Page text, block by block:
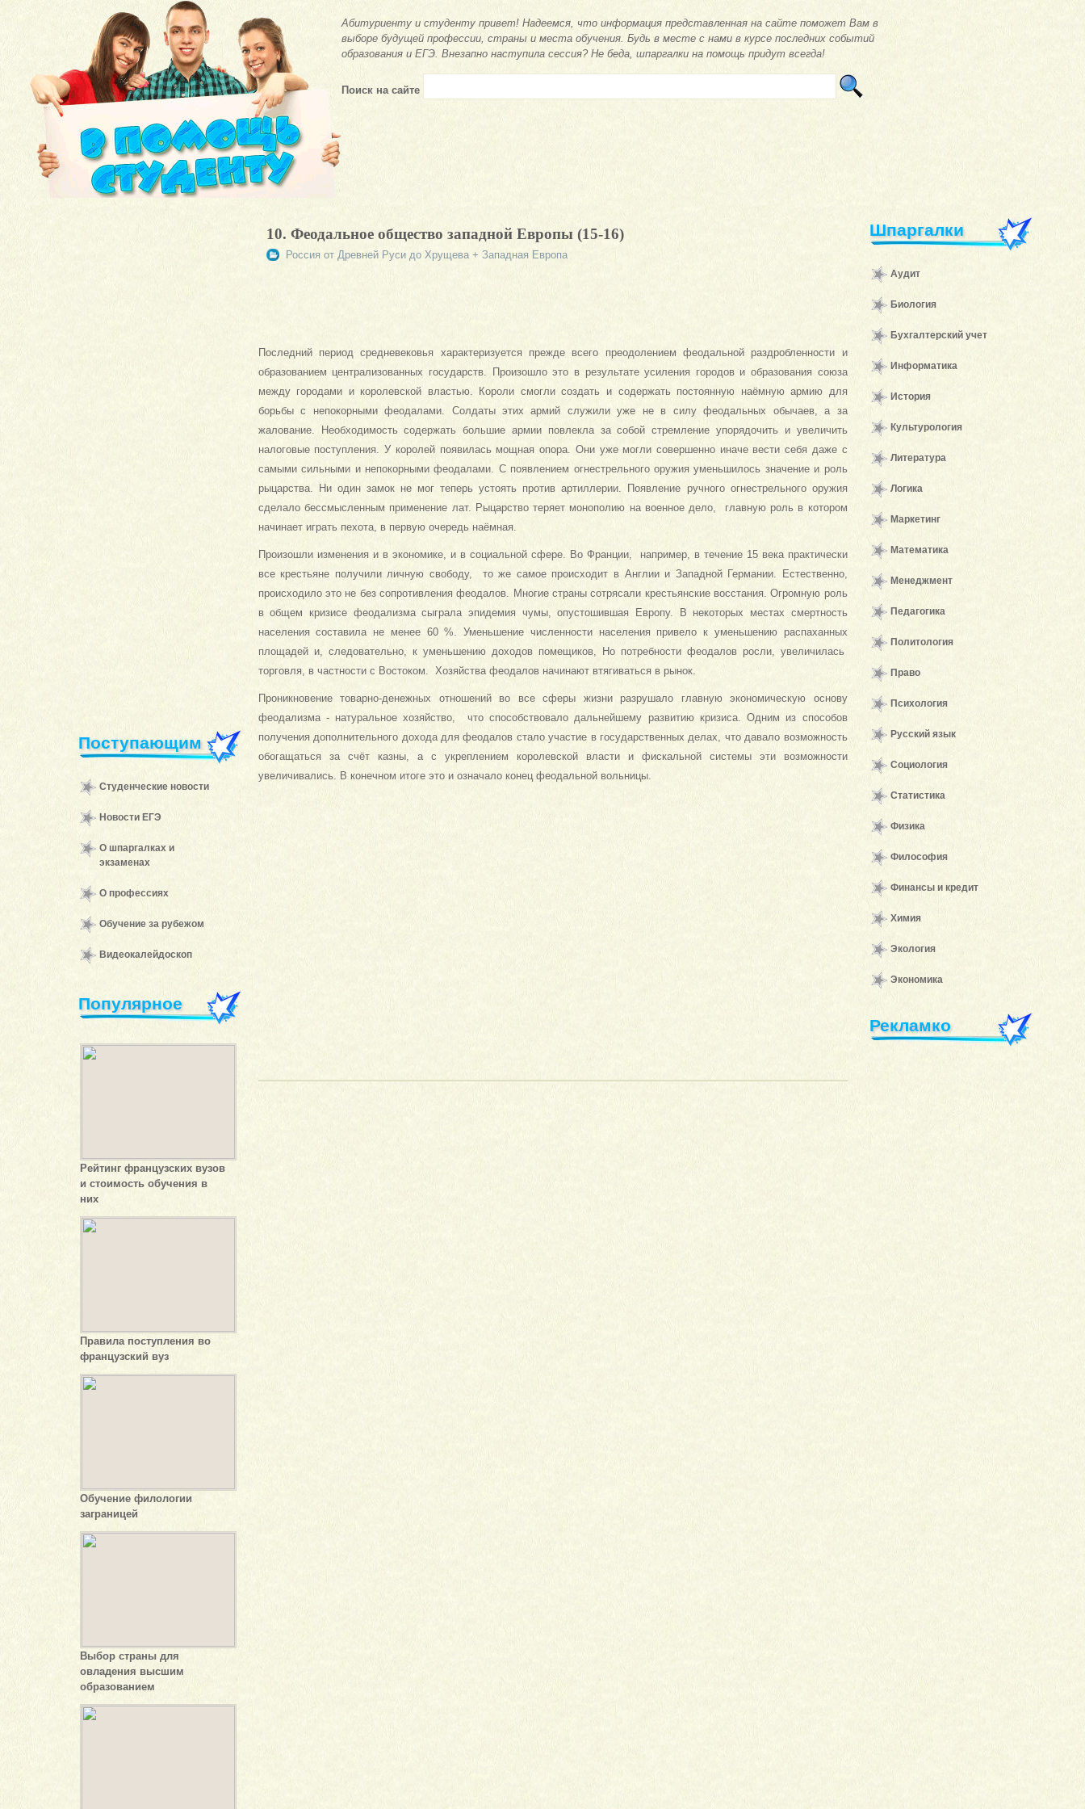
Абитуриенту и студенту привет! Надеемся, что информация представленная на сайте поможет Вам в
выборе будущей профессии, страны и места обучения. Будь в месте с нами в курсе последних событий
образования и ЕГЭ. Внезапно наступила сессия? Не беда, шпаргалки на помощь придут всегда!
Поиск на сайте
Поступающим
Студенческие новости
Новости ЕГЭ
О шпаргалках и
экзаменах
О профессиях
Обучение за рубежом
Видеокалейдоскоп
Популярное
Рейтинг французских вузов
и стоимость обучения в
них
Правила поступления во
французский вуз
Обучение филологии
заграницей
Выбор страны для
овладения высшим
образованием
10. Феодальное общество западной Европы (15-16)
Россия от Древней Руси до Хрущева + Западная Европа
Последний период средневековья характеризуется прежде всего преодолением феодальной раздробленности и
образованием централизованных государств. Произошло это в результате усиления городов и образования союза
между городами и королевской властью. Короли смогли создать и содержать постоянную наёмную армию для
борьбы с непокорными феодалами. Солдаты этих армий служили уже не в силу феодальных обычаев, а за
жалование. Необходимость содержать большие армии повлекла за собой стремление упорядочить и увеличить
налоговые поступления. У королей появилась мощная опора. Они уже могли совершенно иначе вести себя даже с
самыми сильными и непокорными феодалами. С появлением огнестрельного оружия уменьшилось значение и роль
рыцарства. Ни один замок не мог теперь устоять против артиллерии. Появление ручного огнестрельного оружия
сделало бессмысленным применение лат. Рыцарство теряет монополию на военное дело, главную роль в котором
начинает играть пехота, в первую очередь наёмная.
Произошли изменения и в экономике, и в социальной сфере. Во Франции, например, в течение 15 века практически
все крестьяне получили личную свободу, то же самое происходит в Англии и Западной Германии. Естественно,
происходило это не без сопротивления феодалов. Многие страны сотрясали крестьянские восстания. Огромную роль
в общем кризисе феодализма сыграла эпидемия чумы, опустошившая Европу. В некоторых местах смертность
населения составила не менее 60 %. Уменьшение численности населения привело к уменьшению распаханных
площадей и, следовательно, к уменьшению доходов помещиков, Но потребности феодалов росли, увеличилась
торговля, в частности с Востоком. Хозяйства феодалов начинают втягиваться в рынок.
Проникновение товарно-денежных отношений во все сферы жизни разрушало главную экономическую основу
феодализма - натуральное хозяйство, что способствовало дальнейшему развитию кризиса. Одним из способов
получения дополнительного дохода для феодалов стало участие в государственных делах, что давало возможность
обогащаться за счёт казны, а с укреплением королевской власти и фискальной системы эти возможности
увеличивались. В конечном итоге это и означало конец феодальной вольницы.
Шпаргалки
Аудит
Биология
Бухгалтерский учет
Информатика
История
Культурология
Литература
Логика
Маркетинг
Математика
Менеджмент
Педагогика
Политология
Право
Психология
Русский язык
Социология
Статистика
Физика
Философия
Финансы и кредит
Химия
Экология
Экономика
Рекламко